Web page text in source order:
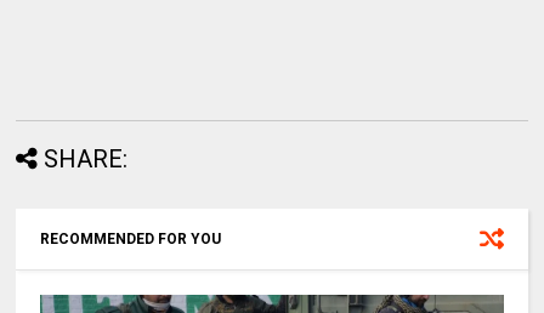
SHARE:
RECOMMENDED FOR YOU